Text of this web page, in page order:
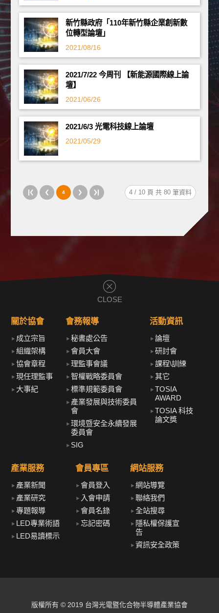
新竹縣政府「110年新竹縣企業創新數
位轉型論壇」
2021/08/16
2021/7/22 今周刊 【新能源國際線上論
壇】
2021/06/26
2021/6/3 光電科技線上論壇
2021/05/29
4 4 / 10 頁 共 80 筆資料
CLOSE
關於協會
成立宗旨
組織架構
協會章程
現任理監事
大事紀
會務報導
秘書處公告
會員大會
理監事會議
智權戰略委員會
標準規範委員會
產業發展與技術委員
會
環境暨安全永續發展
委員會
SIG
活動資訊
論壇
研討會
課程\訓練
其它
TOSIA
AWARD
TOSIA 科技
論文獎
產業服務
產業新聞
產業研究
專題報導
LED專業術語
LED易讀標示
會員專區
會員登入
入會申請
會員名錄
忘記密碼
網站服務
網站導覽
聯絡我們
全站搜尋
隱私權保護宣
告
資訊安全政策
版權所有 © 2019 台灣光電暨化合物半導體產業協會